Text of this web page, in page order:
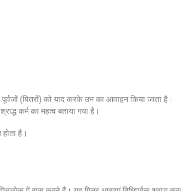
(पितरों) को याद करके उन का आवाहन किया जाता है।
कर्म का महत्व बताया गया है।
है।